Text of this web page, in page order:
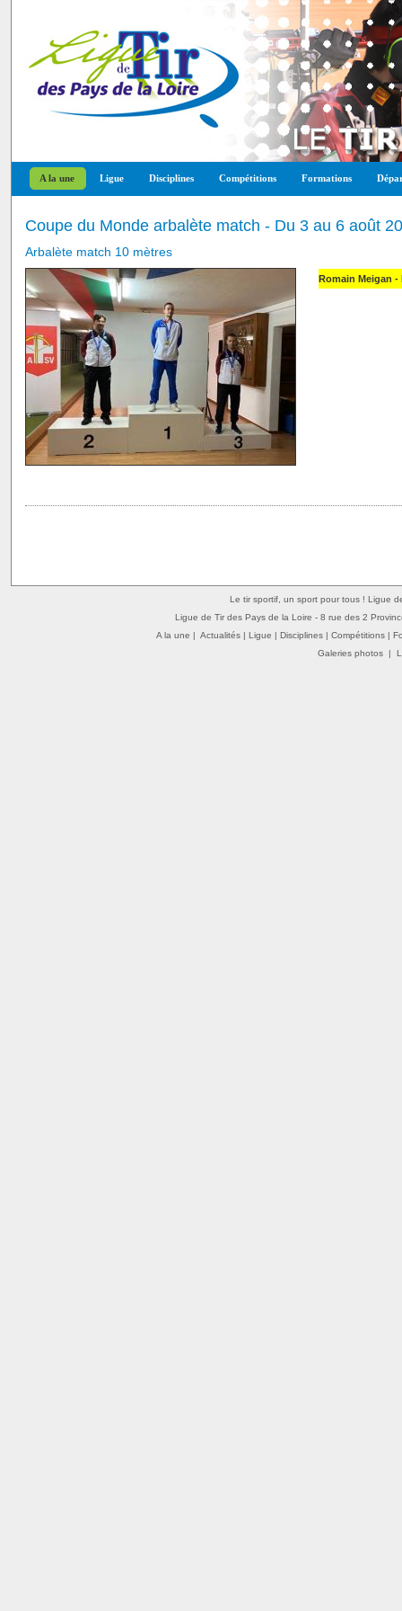
A la une Ligue Disciplines Compétitions Formations
Coupe du Monde arbalète match - Du 3 au 6 août
Arbalète match 10 mètres
Romain Meigan -
Le tir sportif, un sport pour tous ! Ligue
Ligue de Tir des Pays de la Loire - 8 rue des 2
A la une | Actualités | Ligue | Disciplines | Compétitions |
Galeries photos|